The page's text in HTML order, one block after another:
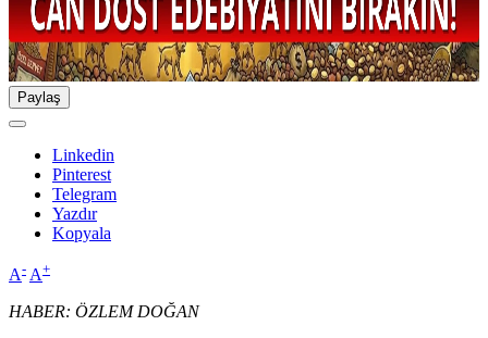
Paylaş
Linkedin
Pinterest
Telegram
Yazdır
Kopyala
A- A+
HABER: ÖZLEM DOĞAN